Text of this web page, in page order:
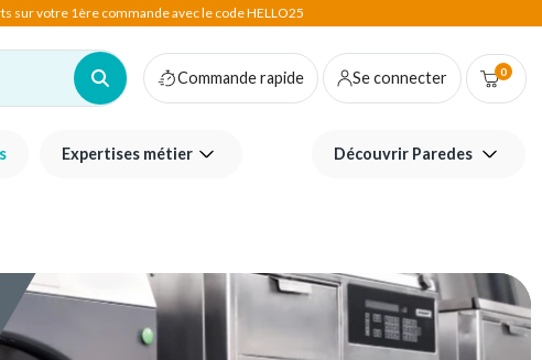
sur votre 1ère commande avec le code HELLO25
Commande rapide Se connecter 0
Expertises métier Découvrir Paredes